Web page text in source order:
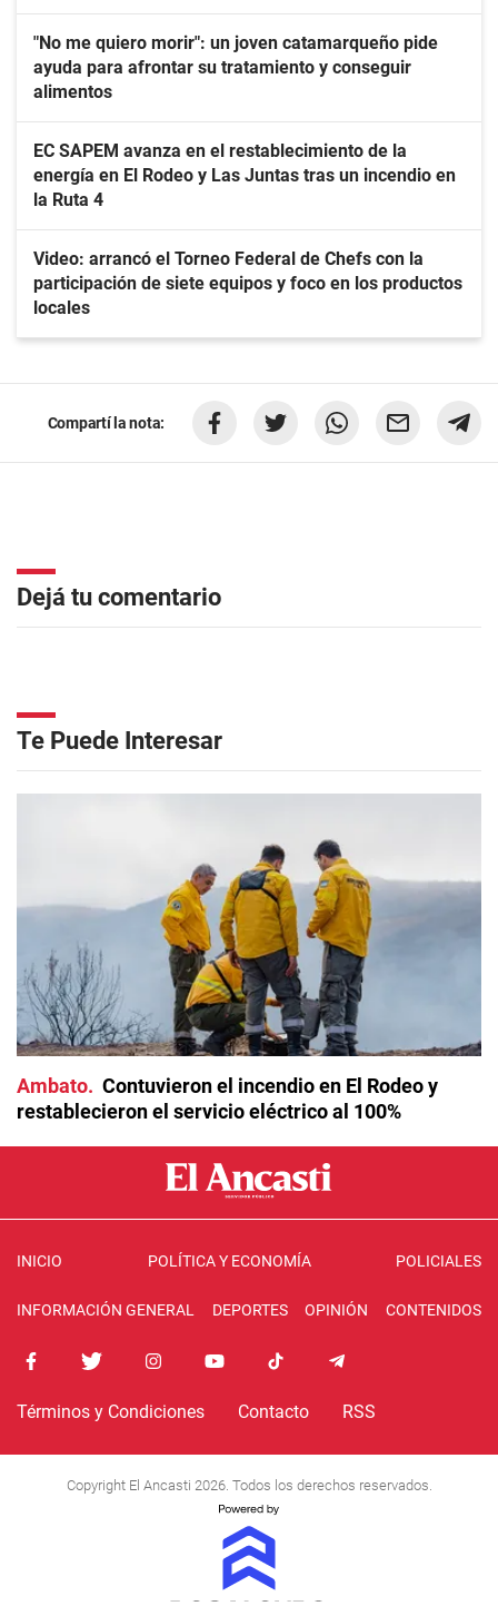
"No me quiero morir": un joven catamarqueño pide
ayuda para afrontar su tratamiento y conseguir
alimentos
EC SAPEM avanza en el restablecimiento de la
energía en El Rodeo y Las Juntas tras un incendio en
la Ruta 4
Video: arrancó el Torneo Federal de Chefs con la
participación de siete equipos y foco en los productos
locales
Compartí la nota:
Dejá tu comentario
Te Puede Interesar
Ambato
Contuvieron el incendio en El Rodeo y
restablecieron el servicio eléctrico al 100%
INICIO POLÍTICA Y ECONOMÍA POLICIALES
INFORMACIÓN GENERAL DEPORTES OPINIÓN CONTENIDOS
Términos y Condiciones Contacto RSS
Copyright El Ancasti 2026. Todos los derechos reservados.